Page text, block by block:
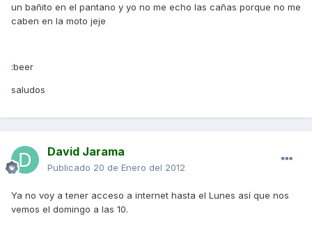
un bañito en el pantano y yo no me echo las cañas porque no me
caben en la moto jeje
:beer
saludos
David Jarama
Publicado 20 de Enero del 2012
Ya no voy a tener acceso a internet hasta el Lunes así que nos
vemos el domingo a las 10.